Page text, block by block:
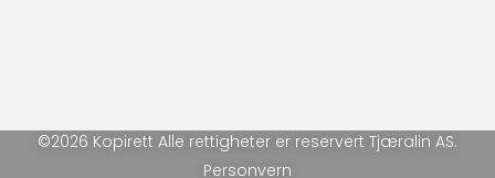
©2026 Kopirett Alle rettigheter er reservert Tjæralin AS.
Personvern